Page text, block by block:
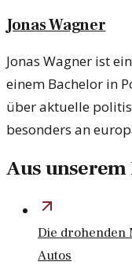
Jonas Wagner
Jonas Wagner ist
einem Bachelor in
über aktuelle
besonders an
Aus
Die drohenden
Autos